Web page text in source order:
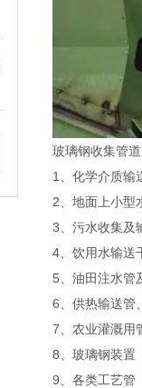
玻璃钢收集管
1、化学介质
2、地面上小型
3、污水收集及
4、饮用水输送
5、油田注水管
6、供热输送管
7、农业灌溉用
8、玻璃钢装
9、各类工艺管